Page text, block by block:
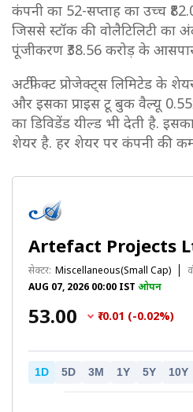
कंपनी का 52-सप्ताह का उच्च
जिससे स्टॉक की वोलैटिलिटी का
पूंजीकरण ₹38.56 करोड़ के
अर्टीफेक्ट प्रोजेक्ट्स लिमिटेड के
और इसका प्राइस टू बुक वैल्यू
का डिविडेंड यील्ड भी देती है.
शेयर है. हर शेयर पर कंपनी की
Artefact Projects
सेक्टर: Miscellaneous(Small Cap)
AUG 07, 2026 00:00 IST ओपन
₹53.00 ₹-0.01 (-0.02%)
1D 5D 3M 1Y 5Y 10Y